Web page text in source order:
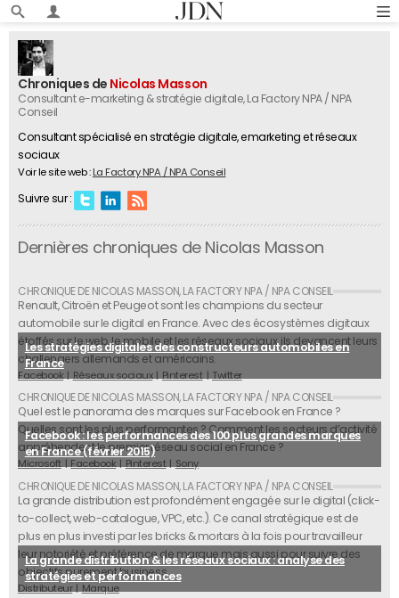
Chroniques de Nicolas Masson
Consultant e-marketing & stratégie digitale, La Factory NPA / NPA
Conseil
Consultant spécialisé en stratégie digitale, emarketing et réseaux
sociaux
Voir le site web :La Factory NPA / NPA Conseil
Suivre sur :
Dernières chroniques de Nicolas Masson
Les stratégies digitales des constructeurs automobiles en
France
Renault, Citroën et Peugeot sont les champions du secteur
automobile sur le digital en France. Avec des écosystèmes digitaux
étoffés sur le web, le mobile et les réseaux sociaux, ils devancent leurs
challengers allemands et américains.
Facebook
Réseaux sociaux Pinterest Twitter
Facebook : les performances des 100 plus grandes marques
en France (février 2015)
Quel est le panorama des marques sur Facebook en France ?
Quelles sont les plus performantes ? Comment les secteurs d’activité
appréhendent le premier réseau social en France ?
Microsoft
Facebook Pinterest Sony
La grande distribution & les réseaux sociaux : analyse des
stratégies et performances
La grande distribution est profondément engagée sur le digital (click-
to-collect, web-catalogue, VPC, etc.). Ce canal stratégique est de
plus en plus investi par les bricks & mortars à la fois pour travailleur
leur notoriété et préférence de marque mais aussi pour suivre des
objectifs purement business.
Distributeur
Marque